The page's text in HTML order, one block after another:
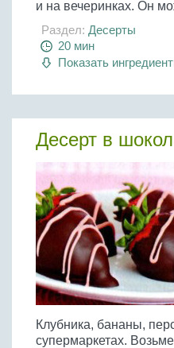
и на вечеринках. Он
Раздел: Десерты
20 мин
Показать
Десерт в
Клубника, бананы,
супермаркетах.